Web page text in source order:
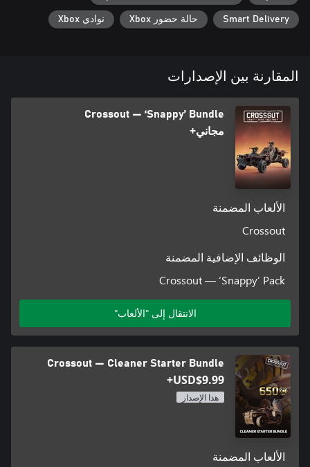
العملات المعدنية — هي نقود اللعبة المُستخدمة في السوق لشراء
أجزاء المركبات المُدرّعة من ناجين آخرين ولدفع قيمة استئجار مناضد
العمل لتصنيع القطع. تنبيه! عند شراء حزم متعددة، تتكدس العملات
Smart Delivery حالة حضور Xbox نوادي Xbox
المقارنة بين الإصدارات
Crossout — ‘Snappy’ Bundle
مجاني+
الألعاب المضمنة
Crossout
الوظائف الإضافية المضمنة
Crossout — ‘Snappy’ Pack
الانتقال إلى "الألعاب"
Crossout — Cleaner Starter Bundle
USD$9.99+
هذا الإصدار
الألعاب المضمنة